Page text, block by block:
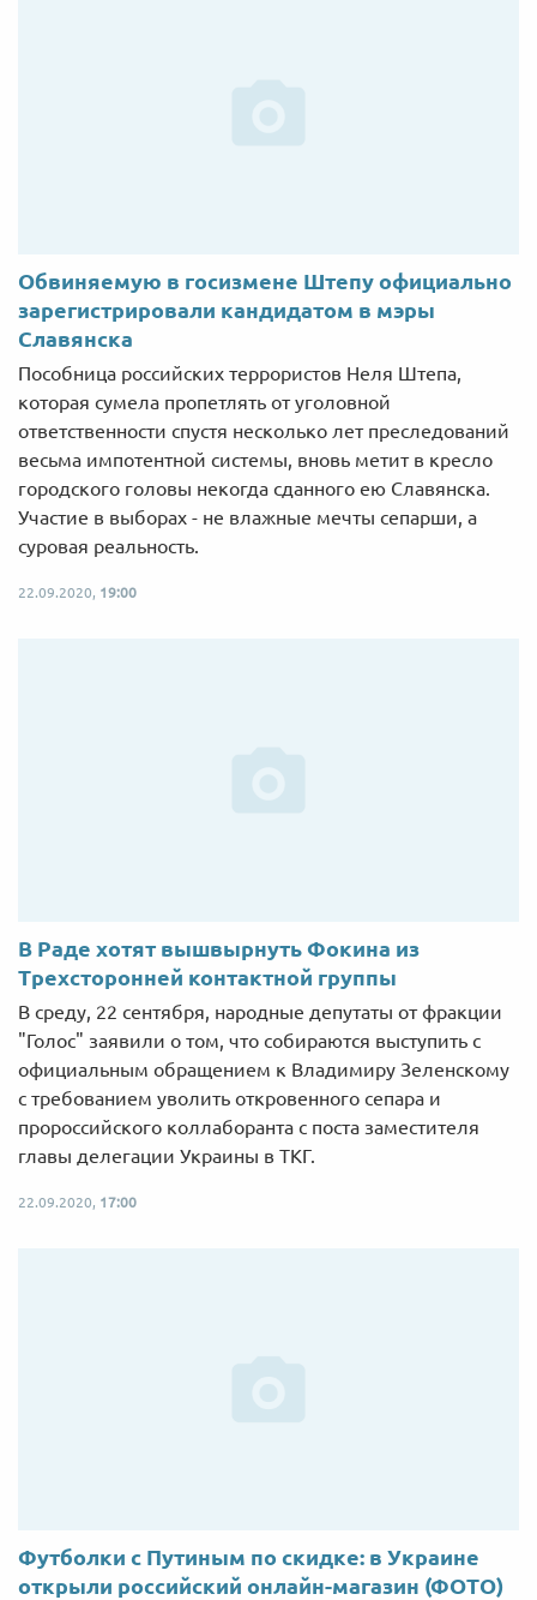
Обвиняемую в госизмене Штепу официально
зарегистрировали кандидатом в мэры
Славянска
Пособница российских террористов Неля Штепа,
которая сумела пропетлять от уголовной
ответственности спустя несколько лет преследований
весьма импотентной системы, вновь метит в кресло
городского головы некогда сданного ею Славянска.
Участие в выборах - не влажные мечты сепарши, а
суровая реальность.
22.09.2020, 19:00
В Раде хотят вышвырнуть Фокина из
Трехсторонней контактной группы
В среду, 22 сентября, народные депутаты от фракции
"Голос" заявили о том, что собираются выступить с
официальным обращением к Владимиру Зеленскому
с требованием уволить откровенного сепара и
пророссийского коллаборанта с поста заместителя
главы делегации Украины в ТКГ.
22.09.2020, 17:00
Футболки с Путиным по скидке: в Украине
открыли российский онлайн-магазин (ФОТО)